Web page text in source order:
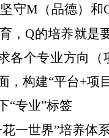
坚守M（品德）
，Q的培养就是
各个专业方向（
构建“平台+项
“专业”标签
花一世界”培养体